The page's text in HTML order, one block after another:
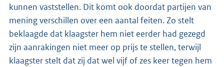
kunnen vaststellen. Dit komt ook doordat partijen van
mening verschillen over een aantal feiten. Zo stelt
beklaagde dat klaagster hem niet eerder had gezegd
zijn aanrakingen niet meer op prijs te stellen, terwijl
klaagster stelt dat zij dat wel vijf of zes keer tegen hem